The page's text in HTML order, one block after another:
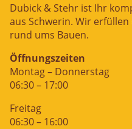
Dubick & Stehr ist Ihr
aus Schwerin. Wir
rund ums Bauen.
Öffnungszeiten
Montag – Donnerstag
06:30 – 17:00
Freitag
06:30 – 16:00